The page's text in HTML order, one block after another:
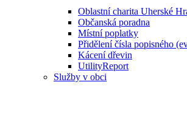
Oblastní charita Uherské
Občanská poradna
Místní poplatky
Přidělení čísla popisného
Kácení dřevin
UtilityReport
Služby v obci